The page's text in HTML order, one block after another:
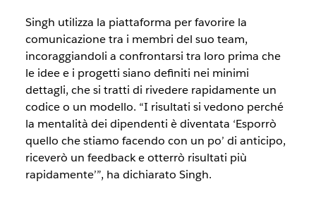
Singh utilizza la piattaforma per favorire la
comunicazione tra i membri del suo team,
incoraggiandoli a confrontarsi tra loro prima che
le idee e i progetti siano definiti nei minimi
dettagli, che si tratti di rivedere rapidamente un
codice o un modello. “I risultati si vedono perché
la mentalità dei dipendenti è diventata ‘Esporrò
quello che stiamo facendo con un po’ di anticipo,
riceverò un feedback e otterrò risultati più
rapidamente’”, ha dichiarato Singh.